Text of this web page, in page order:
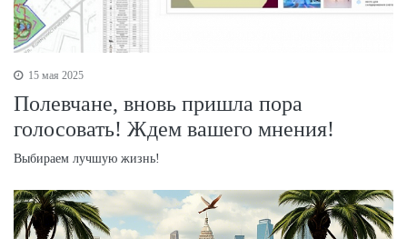
15 мая 2025
Полевчане, вновь пришла пора
голосовать! Ждем вашего мнения!
Выбираем лучшую жизнь!